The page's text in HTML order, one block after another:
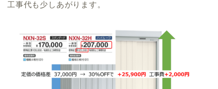
工事代も少しあがります。